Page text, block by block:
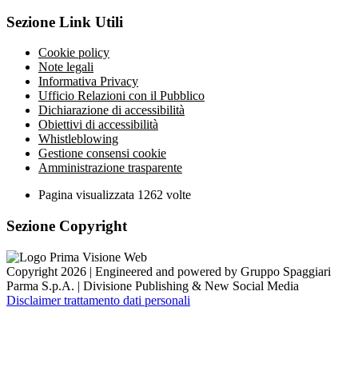
Sezione Link Utili
Cookie policy
Note legali
Informativa Privacy
Ufficio Relazioni con il Pubblico
Dichiarazione di accessibilità
Obiettivi di accessibilità
Whistleblowing
Gestione consensi cookie
Amministrazione trasparente
Pagina visualizzata 1262 volte
Sezione Copyright
Copyright 2026 | Engineered and powered by Gruppo Spaggiari
Parma S.p.A. | Divisione Publishing & New Social Media
Disclaimer trattamento dati personali